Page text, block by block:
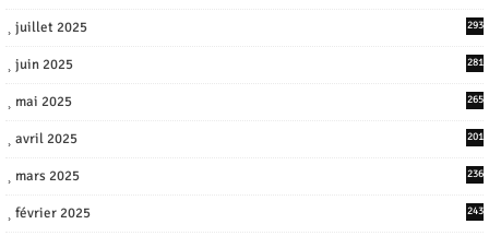
juillet 2025 293
juin 2025 281
mai 2025 265
avril 2025 201
mars 2025 236
février 2025 243